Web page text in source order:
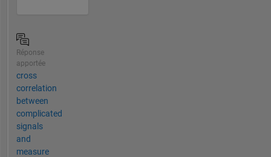
Réponse
apportée
cross
correlation
between
complicated
signals
and
measure